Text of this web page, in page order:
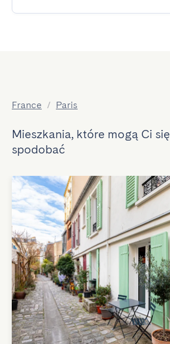
France / Paris
Mieszkania, które mogą Ci się
spodobać